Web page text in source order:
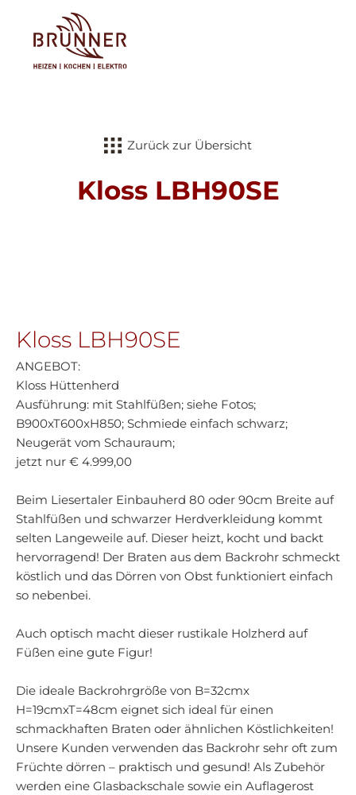
Zurück zur Übersicht
Kloss LBH90SE
Kloss LBH90SE
ANGEBOT:
Kloss Hüttenherd
Ausführung: mit Stahlfüßen; siehe Fotos;
B900xT600xH850; Schmiede einfach schwarz;
Neugerät vom Schauraum;
jetzt nur € 4.999,00
Beim Liesertaler Einbauherd 80 oder 90cm Breite auf
Stahlfüßen und schwarzer Herdverkleidung kommt
selten Langeweile auf. Dieser heizt, kocht und backt
hervorragend! Der Braten aus dem Backrohr schmeckt
köstlich und das Dörren von Obst funktioniert einfach
so nebenbei.
Auch optisch macht dieser rustikale Holzherd auf
Füßen eine gute Figur!
Die ideale Backrohrgröße von B=32cmx
H=19cmxT=48cm eignet sich ideal für einen
schmackhaften Braten oder ähnlichen Köstlichkeiten!
Unsere Kunden verwenden das Backrohr sehr oft zum
Früchte dörren – praktisch und gesund! Als Zubehör
werden eine Glasbackschale sowie ein Auflagerost